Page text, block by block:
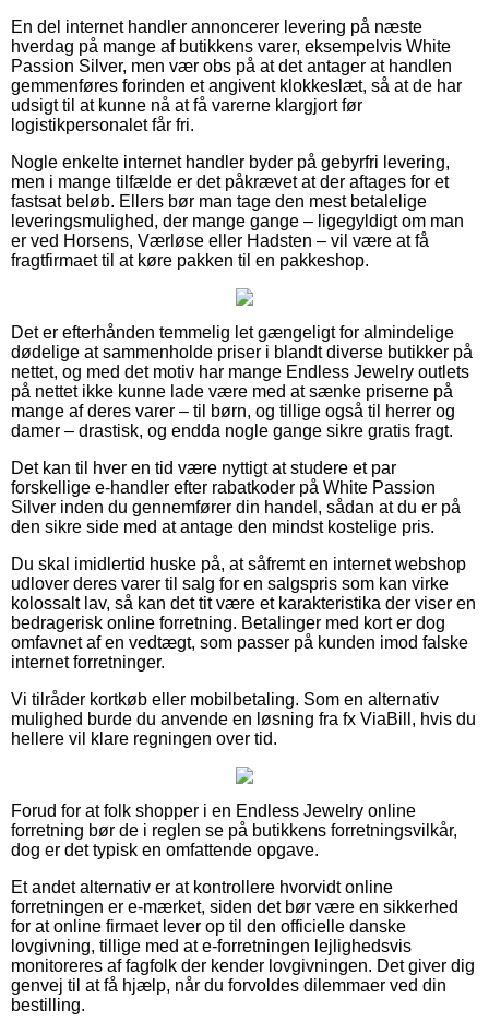
En del internet handler annoncerer levering på næste
hverdag på mange af butikkens varer, eksempelvis White
Passion Silver, men vær obs på at det antager at handlen
gemmenføres forinden et angivent klokkeslæt, så at de har
udsigt til at kunne nå at få varerne klargjort før
logistikpersonalet får fri.
Nogle enkelte internet handler byder på gebyrfri levering,
men i mange tilfælde er det påkrævet at der aftages for et
fastsat beløb. Ellers bør man tage den mest betalelige
leveringsmulighed, der mange gange – ligegyldigt om man
er ved Horsens, Værløse eller Hadsten – vil være at få
fragtfirmaet til at køre pakken til en pakkeshop.
Det er efterhånden temmelig let gængeligt for almindelige
dødelige at sammenholde priser i blandt diverse butikker på
nettet, og med det motiv har mange Endless Jewelry outlets
på nettet ikke kunne lade være med at sænke priserne på
mange af deres varer – til børn, og tillige også til herrer og
damer – drastisk, og endda nogle gange sikre gratis fragt.
Det kan til hver en tid være nyttigt at studere et par
forskellige e-handler efter rabatkoder på White Passion
Silver inden du gennemfører din handel, sådan at du er på
den sikre side med at antage den mindst kostelige pris.
Du skal imidlertid huske på, at såfremt en internet webshop
udlover deres varer til salg for en salgspris som kan virke
kolossalt lav, så kan det tit være et karakteristika der viser en
bedragerisk online forretning. Betalinger med kort er dog
omfavnet af en vedtægt, som passer på kunden imod falske
internet forretninger.
Vi tilråder kortkøb eller mobilbetaling. Som en alternativ
mulighed burde du anvende en løsning fra fx ViaBill, hvis du
hellere vil klare regningen over tid.
Forud for at folk shopper i en Endless Jewelry online
forretning bør de i reglen se på butikkens forretningsvilkår,
dog er det typisk en omfattende opgave.
Et andet alternativ er at kontrollere hvorvidt online
forretningen er e-mærket, siden det bør være en sikkerhed
for at online firmaet lever op til den officielle danske
lovgivning, tillige med at e-forretningen lejlighedsvis
monitoreres af fagfolk der kender lovgivningen. Det giver dig
genvej til at få hjælp, når du forvoldes dilemmaer ved din
bestilling.